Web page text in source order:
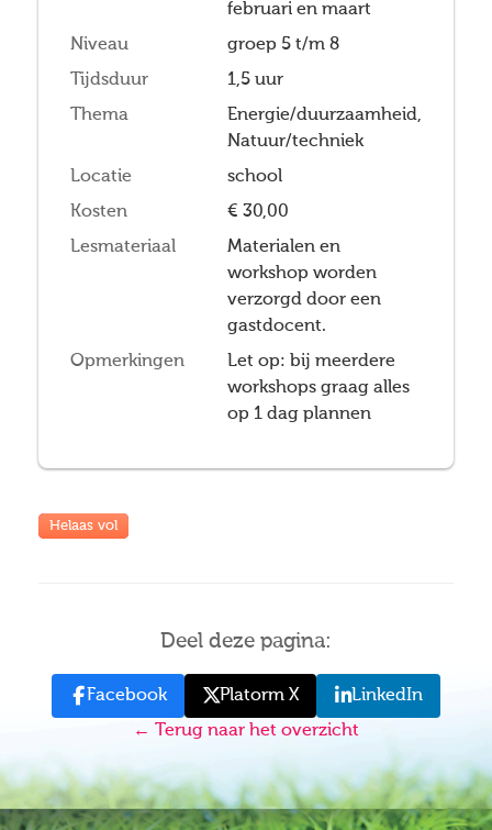
februari en maart
Niveau
groep 5 t/m 8
Tijdsduur
1,5 uur
Thema
Energie/duurzaamheid,
Natuur/techniek
Locatie
school
Kosten
€ 30,00
Lesmateriaal
Materialen en
workshop worden
verzorgd door een
gastdocent.
Opmerkingen
Let op: bij meerdere
workshops graag alles
op 1 dag plannen
Helaas vol
Deel deze pagina:
Facebook Platorm X
LinkedIn
← Terug naar het overzicht